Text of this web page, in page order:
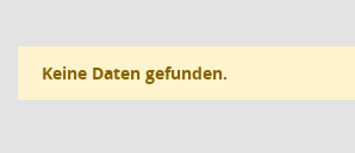
Keine Daten gefunden.